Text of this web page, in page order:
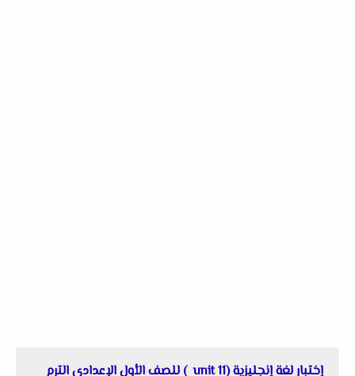
إختبار لغة إنجليزية (unit 11 ) للصف الأول الإعدادى الترم